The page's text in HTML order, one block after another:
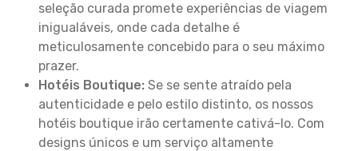
seleção curada promete experiências de viagem
inigualáveis, onde cada detalhe é
meticulosamente concebido para o seu máximo
prazer.
Hotéis Boutique: Se se sente atraído pela
autenticidade e pelo estilo distinto, os nossos
hotéis boutique irão certamente cativá-lo. Com
designs únicos e um serviço altamente